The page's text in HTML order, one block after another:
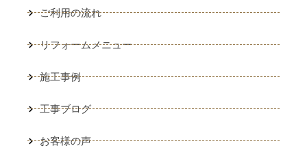
ご利用の流れ
リフォームメニュー
施工事例
工事ブログ
お客様の声